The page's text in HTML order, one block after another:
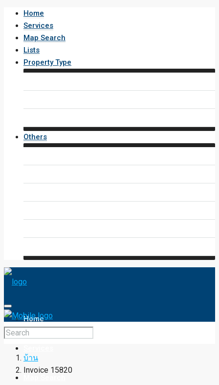
Home
Services
Map Search
Lists
Property Type
Others
Home
บ้าน
Invoice 15820